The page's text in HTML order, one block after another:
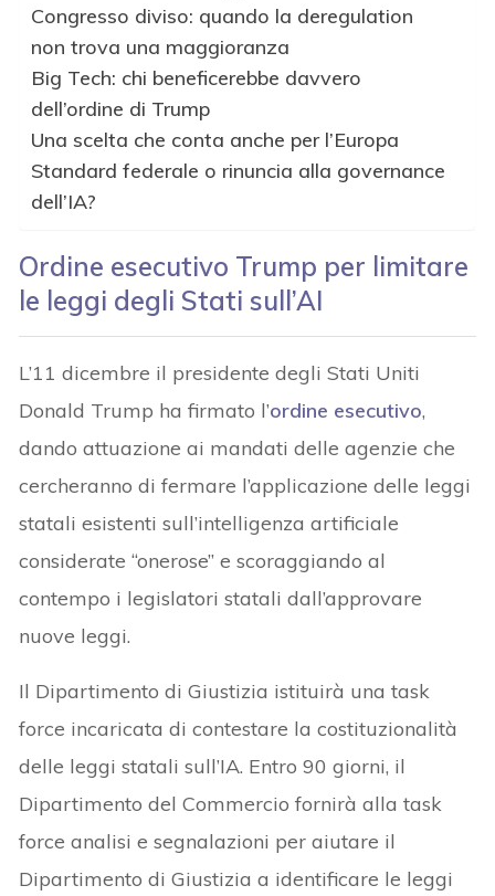
Congresso diviso: quando la deregulation
non trova una maggioranza
Big Tech: chi beneficerebbe davvero
dell’ordine di Trump
Una scelta che conta anche per l’Europa
Standard federale o rinuncia alla governance
dell’IA?
Ordine esecutivo Trump per limitare
le leggi degli Stati sull’AI
L’11 dicembre il presidente degli Stati Uniti
Donald Trump ha firmato l’ordine esecutivo,
dando attuazione ai mandati delle agenzie che
cercheranno di fermare l’applicazione delle leggi
statali esistenti sull’intelligenza artificiale
considerate “onerose” e scoraggiando al
contempo i legislatori statali dall’approvare
nuove leggi.
Il Dipartimento di Giustizia istituirà una task
force incaricata di contestare la costituzionalità
delle leggi statali sull’IA. Entro 90 giorni, il
Dipartimento del Commercio fornirà alla task
force analisi e segnalazioni per aiutare il
Dipartimento di Giustizia a identificare le leggi